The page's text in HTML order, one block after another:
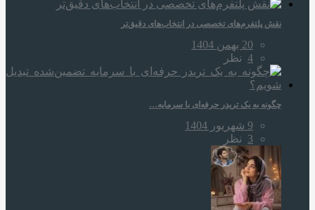
نقش پلتفرم‌های تخصصی در انتخاب‌های دقیق‌تر
20 بهمن 1404
4 نظر
چگونه به یک تریدر حرفه‌ای با سرمایه…
9 شهریور 1404
3 نظر